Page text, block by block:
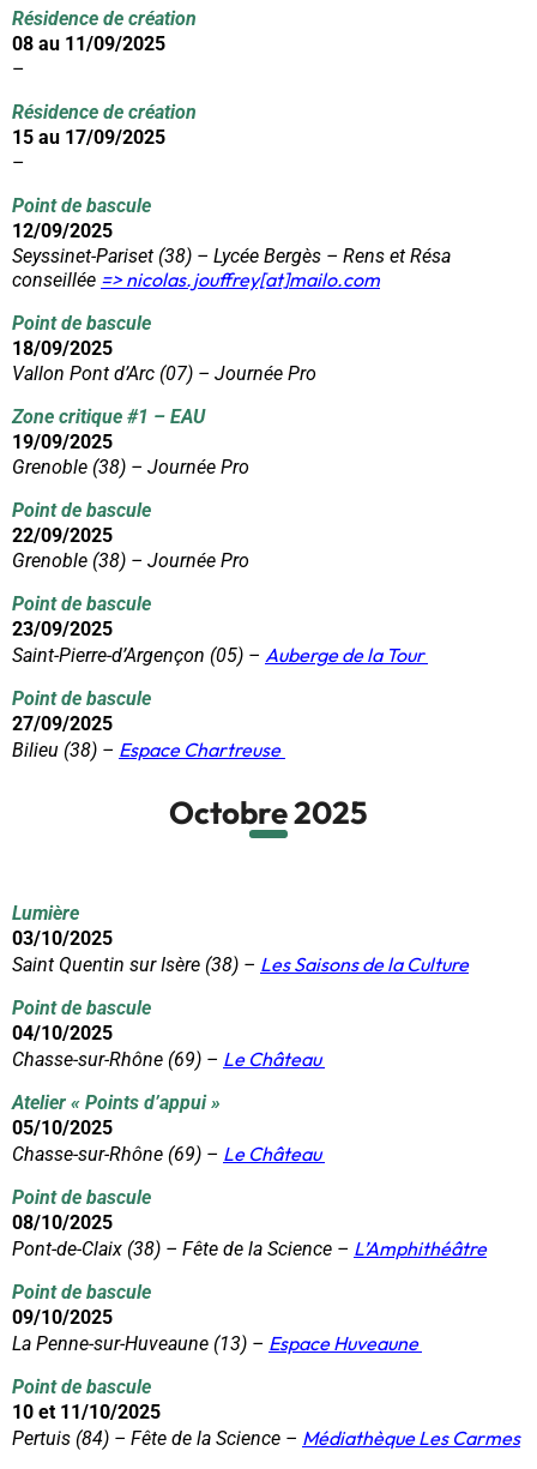
Résidence de création
08 au 11/09/2025
–
Résidence de création
15 au 17/09/2025
–
Point de bascule
12/09/2025
Seyssinet-Pariset (38) – Lycée Bergès – Rens et Résa
conseillée => nicolas.jouffrey[at]mailo.com
Point de bascule
18/09/2025
Vallon Pont d’Arc (07) – Journée Pro
Zone critique #1 – EAU
19/09/2025
Grenoble (38) – Journée Pro
Point de bascule
22/09/2025
Grenoble (38) – Journée Pro
Point de bascule
23/09/2025
Saint-Pierre-d’Argençon (05) – Auberge de la Tour
Point de bascule
27/09/2025
Bilieu (38) – Espace Chartreuse
Octobre 2025
Lumière
03/10/2025
Saint Quentin sur Isère (38) – Les Saisons de la Culture
Point de bascule
04/10/2025
Chasse-sur-Rhône (69) – Le Château
Atelier « Points d’appui »
05/10/2025
Chasse-sur-Rhône (69) – Le Château
Point de bascule
08/10/2025
Pont-de-Claix (38) – Fête de la Science – L’Amphithéâtre
Point de bascule
09/10/2025
La Penne-sur-Huveaune (13) – Espace Huveaune
Point de bascule
10 et 11/10/2025
Pertuis (84) – Fête de la Science – Médiathèque Les Carmes